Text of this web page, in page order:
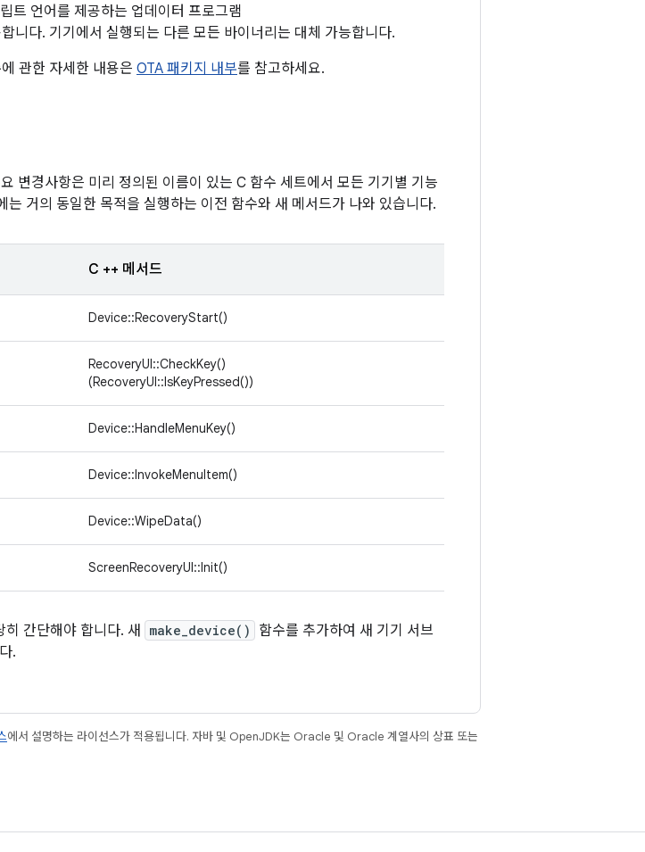
트 언어를 제공하는 업데이터 프로그램
니다. 기기에서 실행되는 다른 모든 바이너리는 대체 가능합니다.
관한 자세한 내용은 OTA 패키지 내부를 참고하세요.
변경사항은 미리 정의된 이름이 있는 C 함수 세트에서 모든 기기별 기능
거의 동일한 목적을 실행하는 이전 함수와 새 메서드가 나와 있습니다.
C ++ 메서드
Device::RecoveryStart()
RecoveryUI::CheckKey()
(RecoveryUI::IsKeyPressed())
Device::HandleMenuKey()
Device::InvokeMenuItem()
Device::WipeData()
ScreenRecoveryUI::Init()
간단해야 합니다. 새 make_device()
함수를 추가하여 새 기기 서브
.
에서 설명하는 라이선스가 적용됩니다. 자바 및 OpenJDK는 Oracle 및 Oracle 계열사의 상표 또는